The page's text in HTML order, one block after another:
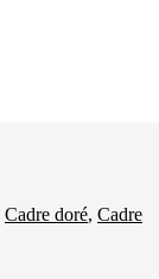
Cadre doré, Cadre